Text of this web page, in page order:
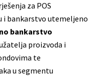
za POS
i bankarstvo utemeljeno
bankarstvo
proizvoda i
te
u segmentu